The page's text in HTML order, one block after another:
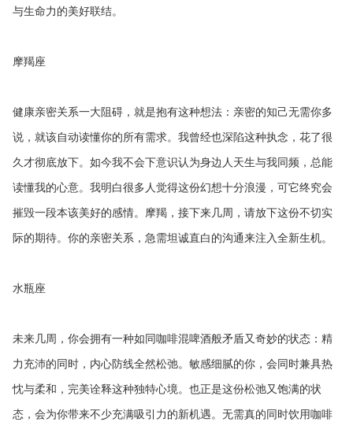
与生命力的美好联结。
摩羯座
健康亲密关系一大阻碍，就是抱有这种想法：亲密的知己无需你多
说，就该自动读懂你的所有需求。我曾经也深陷这种执念，花了很
久才彻底放下。如今我不会下意识认为身边人天生与我同频，总能
读懂我的心意。我明白很多人觉得这份幻想十分浪漫，可它终究会
摧毁一段本该美好的感情。摩羯，接下来几周，请放下这份不切实
际的期待。你的亲密关系，急需坦诚直白的沟通来注入全新生机。
水瓶座
未来几周，你会拥有一种如同咖啡混啤酒般矛盾又奇妙的状态：精
力充沛的同时，内心防线全然松弛。敏感细腻的你，会同时兼具热
忱与柔和，完美诠释这种独特心境。也正是这份松弛又饱满的状
态，会为你带来不少充满吸引力的新机遇。无需真的同时饮用咖啡